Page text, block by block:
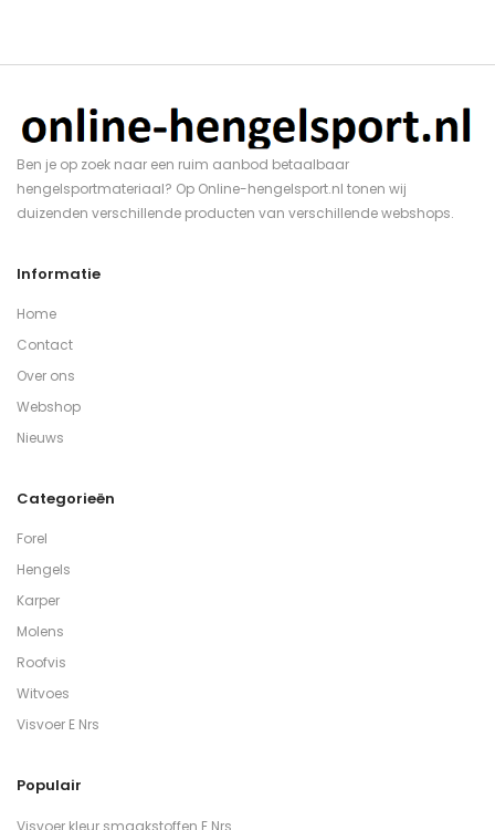
Ben je op zoek naar een ruim aanbod betaalbaar
hengelsportmateriaal? Op Online-hengelsport.nl tonen wij
duizenden verschillende producten van verschillende webshops.
Informatie
Home
Contact
Over ons
Webshop
Nieuws
Categorieën
Forel
Hengels
Karper
Molens
Roofvis
Witvoes
Visvoer E Nrs
Populair
Visvoer kleur smaakstoffen E Nrs